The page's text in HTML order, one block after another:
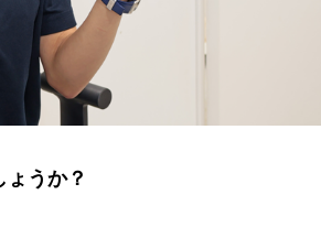
うか？